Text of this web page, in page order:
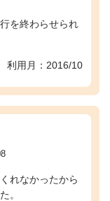
を終わらせられ
利用月：2016/10
れなかったから
。